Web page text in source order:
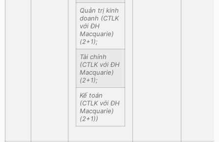
Quản trị kinh
doanh (CTLK
với ĐH
Macquarie)
(2+1);
Tài chính
(CTLK với ĐH
Macquarie)
(2+1);
Kế toán
(CTLK với ĐH
Macquarie)
(2+1))